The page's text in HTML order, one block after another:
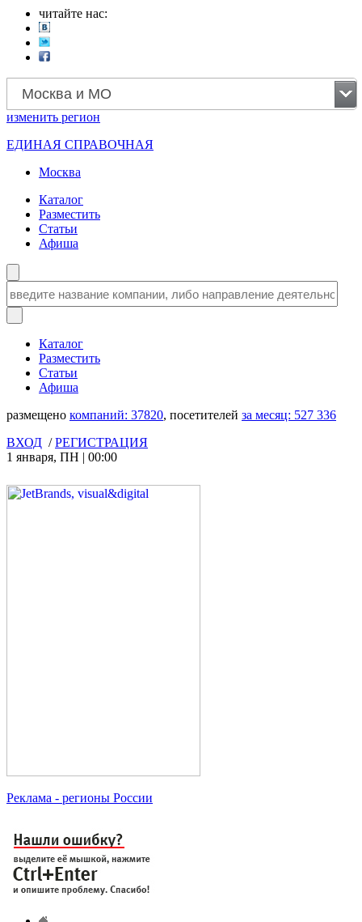
читайте нас:
Москва и МО
изменить регион
ЕДИНАЯ СПРАВОЧНАЯ
Москва
Каталог
Разместить
Статьи
Афиша
Каталог
Разместить
Статьи
Афиша
размещено компаний: 37820, посетителей за месяц: 527 336
ВХОД /РЕГИСТРАЦИЯ
1 января, ПН | 00:00
Реклама - регионы России